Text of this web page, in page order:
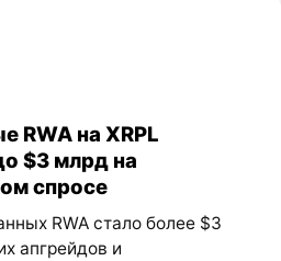
RWA на XRPL
$3 млрд на
спросе
RWA стало более $3
апгрейдов и